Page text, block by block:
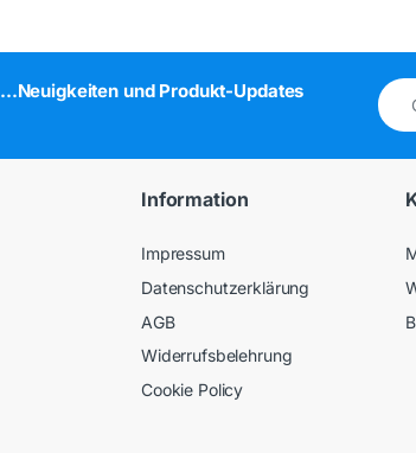
...Neuigkeiten und Produkt-Updates
Information
Impressum
Datenschutzerklärung
AGB
Widerrufsbelehrung
Cookie Policy